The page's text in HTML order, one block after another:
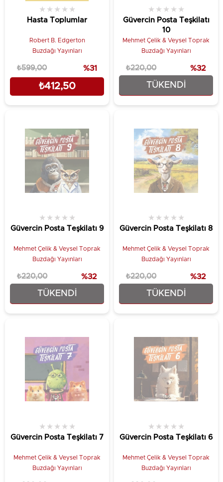
Hasta Toplumlar
★ ★ ★ ★ ★
Robert B. Edgerton
Buzdağı Yayınları
₺412,50
₺599,00 %31
TÜKENDI
Güvercin Posta Teşkilatı
10
★ ★ ★ ★ ★
Mehmet Çelik & Veysel Toprak
Buzdağı Yayınları
₺149,25
₺220,00 %32
TÜKENDI
Güvercin Posta Teşkilatı 9
★ ★ ★ ★ ★
Mehmet Çelik & Veysel Toprak
Buzdağı Yayınları
₺149,25
₺220,00 %32
TÜKENDI
Güvercin Posta Teşkilatı 8
★ ★ ★ ★ ★
Mehmet Çelik & Veysel Toprak
Buzdağı Yayınları
₺149,25
₺220,00 %32
Güvercin Posta Teşkilatı 7
★ ★ ★ ★ ★
Mehmet Çelik & Veysel Toprak
Buzdağı Yayınları
Güvercin Posta Teşkilatı 6
★ ★ ★ ★ ★
Mehmet Çelik & Veysel Toprak
Buzdağı Yayınları